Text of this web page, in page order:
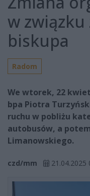
w
biskupa
Radom
We wtorek, 22
bpa Piotra
ruchu w pobliżu
autobusów, a
Limanowskiego.
czd/mm 21.04.2025